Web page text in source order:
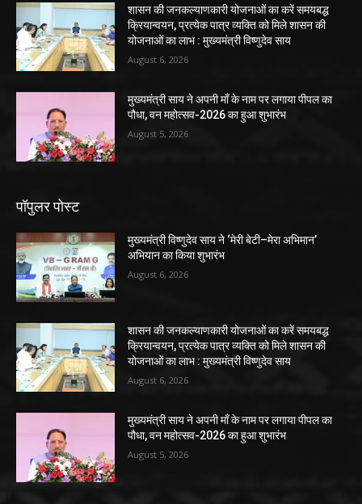
शासन की जनकल्याणकारी योजनाओं का करें समयबद्ध
क्रियान्वयन, प्रत्येक पात्र व्यक्ति को मिले शासन की
योजनाओं का लाभ : मुख्यमंत्री विष्णुदेव साय
August 6, 2026
मुख्यमंत्री साय ने अपनी माँ के नाम पर लगाया पीपल का
पौधा, वन महोत्सव-2026 का हुआ शुभारंभ
August 5, 2026
पॉपुलर पोस्ट
मुख्यमंत्री विष्णुदेव साय ने ‘मेरी बेटी–मेरा अभिमान’
अभियान का किया शुभारंभ
August 6, 2026
शासन की जनकल्याणकारी योजनाओं का करें समयबद्ध
क्रियान्वयन, प्रत्येक पात्र व्यक्ति को मिले शासन की
योजनाओं का लाभ : मुख्यमंत्री विष्णुदेव साय
August 6, 2026
मुख्यमंत्री साय ने अपनी माँ के नाम पर लगाया पीपल का
पौधा, वन महोत्सव-2026 का हुआ शुभारंभ
August 5, 2026